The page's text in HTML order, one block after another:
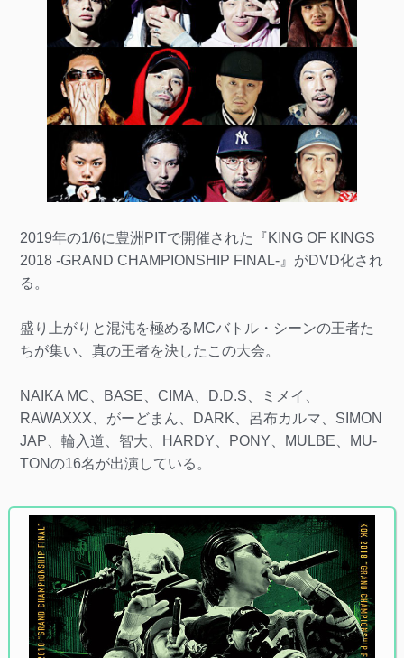
2019年の1/6に豊洲PITで開催された『KING OF KINGS
2018 -GRAND CHAMPIONSHIP FINAL-』がDVD化され
る。
盛り上がりと混沌を極めるMCバトル・シーンの王者た
ちが集い、真の王者を決したこの大会。
NAIKA MC、BASE、CIMA、D.D.S、ミメイ、
RAWAXXX、がーどまん、DARK、呂布カルマ、SIMON
JAP、輪入道、智大、HARDY、PONY、MULBE、MU-
TONの16名が出演している。